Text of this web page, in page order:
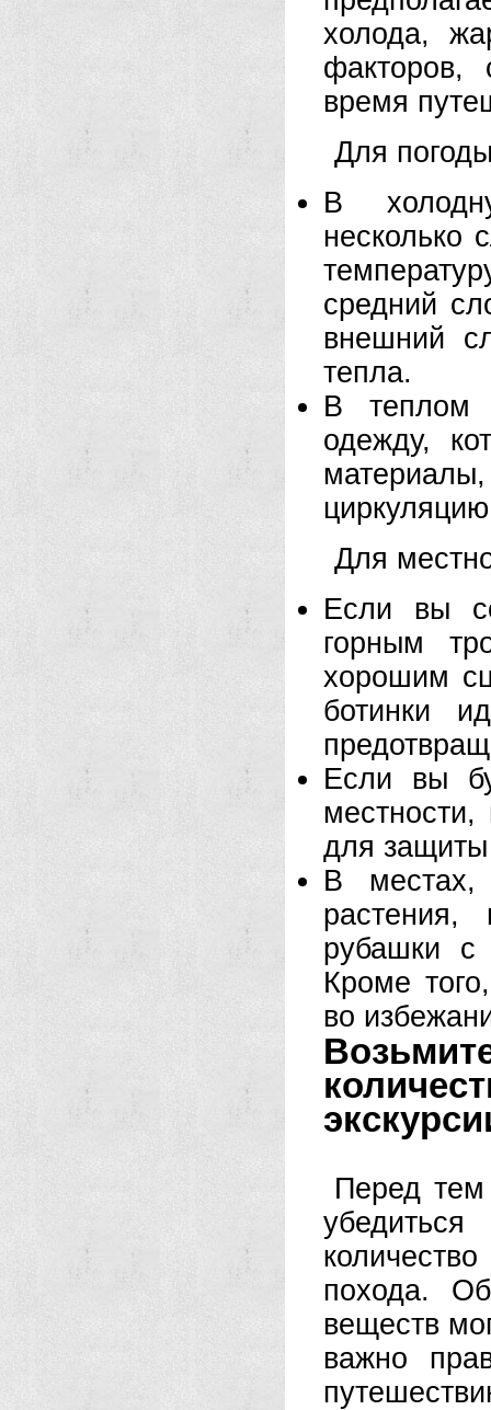
холода,
факторов,
время
Для
В
несколько
средний
внешний
тепла.
В теплом
одежду,
Для
Если вы
горным
хорошим
ботинки
Если вы
местности,
для защиты
В местах,
рубашки
Кроме
во
Перед тем
похода.
веществ
важно